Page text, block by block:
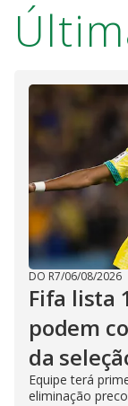
DO R7/06/08/2026
Fifa lista
podem
da
Equipe terá
eliminação